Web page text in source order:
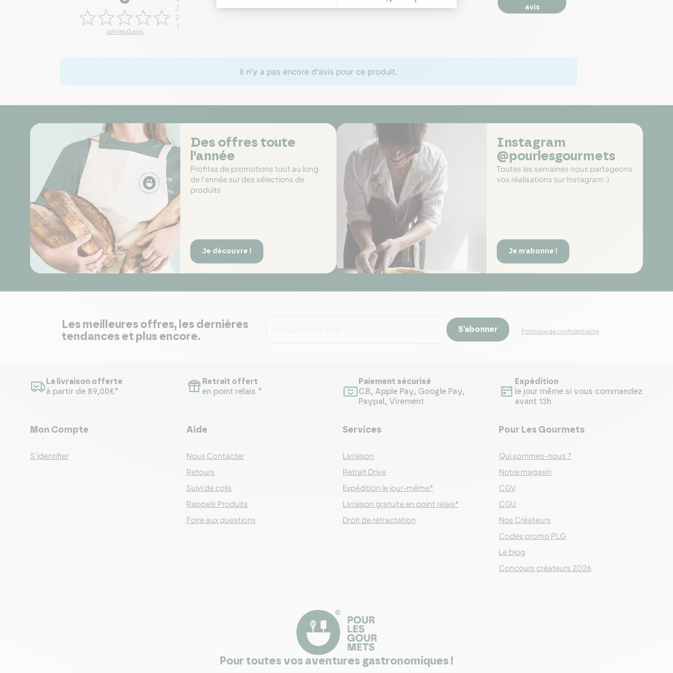
voir les 0 avis
3
2
1
avis
Il n'y a pas encore d'avis pour ce produit.
Des offres toute
l’année
Profitez de promotions tout au long
de l'année sur des sélections de
produits
Je découvre !
Instagram
@pourlesgourmets
Toutes les semaines nous partageons
vos réalisations sur Instagram :)
Je m'abonne !
Les meilleures offres, les dernières
tendances et plus encore.
S’abonner Politique de confidentialité
La livraison offerte
à partir de 89,00€*
Retrait offert
en point relais *
Paiement sécurisé
CB, Apple Pay, Google Pay,
Paypal, Virement
Expédition
le jour même si vous commandez
avant 13h
Mon Compte
S'identifier
Aide
Nous Contacter
Retours
Suivi de colis
Rappels Produits
Foire aux questions
Services
Livraison
Retrait Drive
Expédition le jour-même*
Livraison gratuite en point relais*
Droit de rétractation
Pour Les Gourmets
Qui sommes-nous ?
Notre magasin
CGV
CGU
Nos Créateurs
Codes promo PLG
Le blog
Concours créateurs 2026
Pour toutes vos aventures gastronomiques !